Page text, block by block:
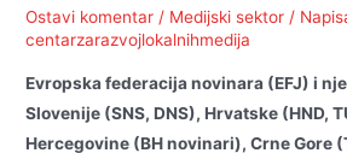
Ostavi komentar / Medijski sektor /
centarzarazvojlokalnihmedija
Evropska federacija novinara (EFJ) i
Slovenije (SNS, DNS), Hrvatske (HND,
Hercegovine (BH novinari), Crne Gore